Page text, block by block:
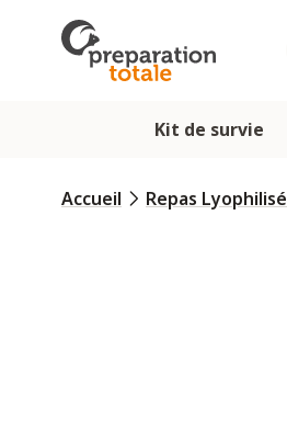
Kit de survie
Accueil Repas Lyophilisé